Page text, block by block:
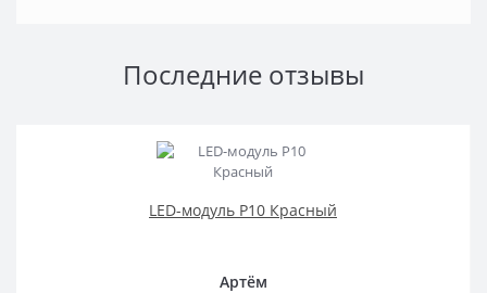
Последние отзывы
LED-модуль P10 Красный
Артём